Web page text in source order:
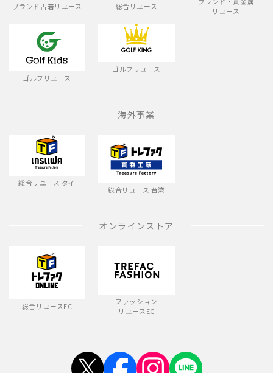
ブランド古着リユース 総合リユース
リユース
ゴルフリユース
ゴルフリユース
海外事業
総合リユース タイ
総合リユース 台湾
オンラインストア
総合リユースEC
ファッション
リユースEC